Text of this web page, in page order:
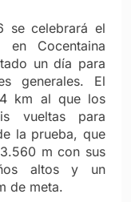
se celebrará el
Cocentaina
un día para
generales. El
km al que los
vueltas para
la prueba, que
m con sus
altos y un
de meta.